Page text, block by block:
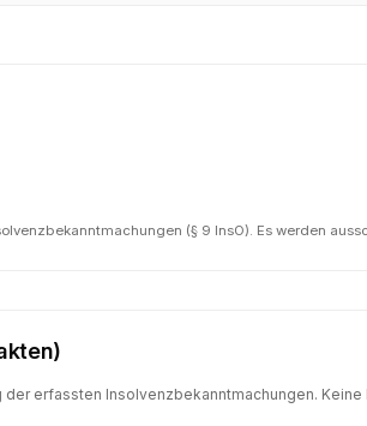
(§ 9 InsO). Es werden
erfassten Insolvenzbekanntmachungen.